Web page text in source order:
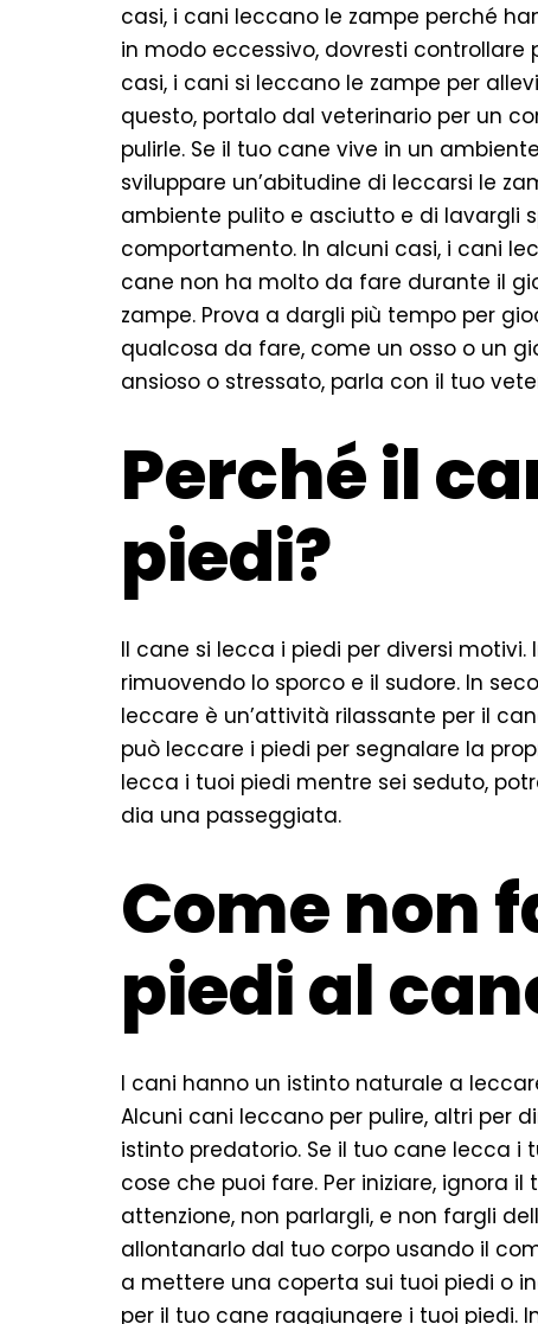
casi, i cani leccano le zampe perché
in modo eccessivo, dovresti controllare
casi, i cani si leccano le zampe per
questo, portalo dal veterinario per un
pulirle. Se il tuo cane vive in un
sviluppare un’abitudine di leccarsi le
ambiente pulito e asciutto e di lavargli
comportamento. In alcuni casi, i cani
cane non ha molto da fare durante il
zampe. Prova a dargli più tempo per
qualcosa da fare, come un osso o un
ansioso o stressato, parla con il tuo
Perché il
piedi?
Il cane si lecca i piedi per diversi motivi.
rimuovendo lo sporco e il sudore. In
leccare è un’attività rilassante per il
può leccare i piedi per segnalare la
lecca i tuoi piedi mentre sei seduto,
dia una passeggiata.
Come non
piedi al
I cani hanno un istinto naturale a
Alcuni cani leccano per pulire, altri per
istinto predatorio. Se il tuo cane lecca i
cose che puoi fare. Per iniziare, ignora
attenzione, non parlargli, e non fargli
allontanarlo dal tuo corpo usando il
a mettere una coperta sui tuoi piedi o
per il tuo cane raggiungere i tuoi piedi.